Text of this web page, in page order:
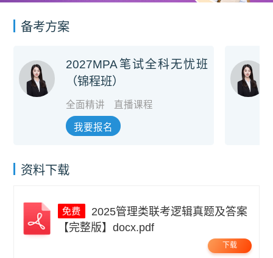
备考方案
2027MPA笔试全科无忧班
（锦程班）
全面精讲 直播课程
我要报名
资料下载
【完整版】docx.pdf
下载